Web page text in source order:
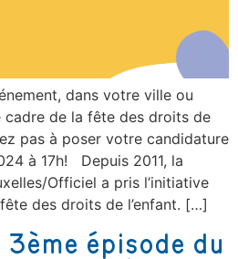
dans votre ville ou
cadre de la fête des droits de
pas à poser votre candidature
à 17h! Depuis 2011, la
Officiel a pris l’initiative
des droits de l’enfant. […]
3ème épisode du